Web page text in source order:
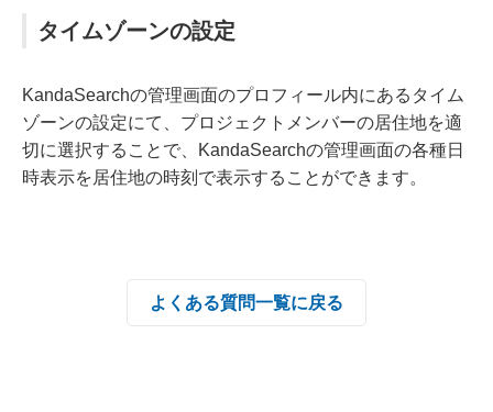
タイムゾーンの設定
KandaSearchの管理画面のプロフィール内にあるタイム
ゾーンの設定にて、プロジェクトメンバーの居住地を適
切に選択することで、KandaSearchの管理画面の各種日
時表示を居住地の時刻で表示することができます。
よくある質問一覧に戻る